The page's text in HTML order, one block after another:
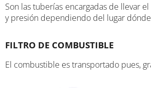
Son las tuberías encargadas de llevar
y presión dependiendo del lugar
FILTRO DE COMBUSTIBLE
El combustible es transportado pues,